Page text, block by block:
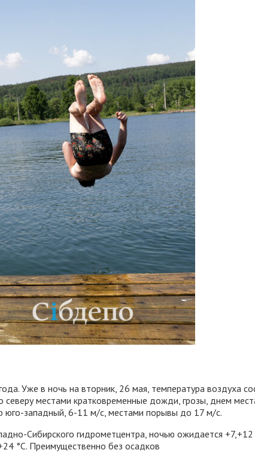
Уже в ночь на вторник, 26 мая, температура воздуха
местами кратковременные дожди, грозы, днем
юго-западный, 6-11 м/с, местами порывы до 17 м/с.
Сибирского гидрометцентра, ночью ожидается
°C. Преимущественно без осадков